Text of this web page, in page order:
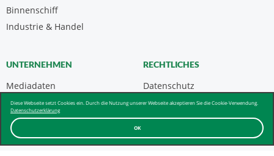
OK
Diese Webseite setzt Cookies ein. Durch die Nutzung unserer Webseite akzeptieren Sie die Cookie-Verwendung.
Datenschutzerklärung
Binnenschiff
Industrie & Handel
UNTERNEHMEN
Mediadaten
Kontakt
Über uns & AGB
RECHTLICHES
Datenschutz
Impressum